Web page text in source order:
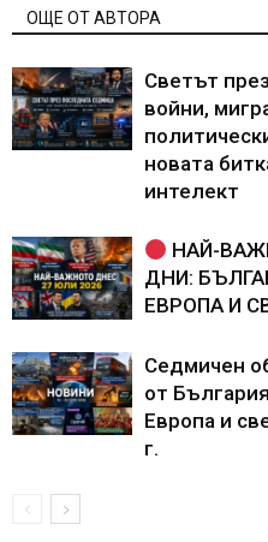
ОЩЕ ОТ АВТОРА
Светът
войни,
новата
интелект
НАЙ-
ДНИ:
ЕВРОПА И
Седмичен
от
Европа и
г.